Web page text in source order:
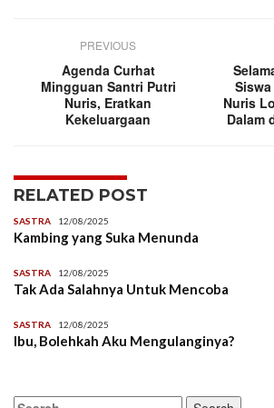
PREVIOUS
Agenda Curhat
Mingguan Santri Putri
Nuris, Eratkan
Kekeluargaan
Nuris
Dalam
RELATED POST
SASTRA 12/08/2025
Kambing yang Suka Menunda
SASTRA 12/08/2025
Tak Ada Salahnya Untuk Mencoba
SASTRA 12/08/2025
Ibu, Bolehkah Aku Mengulanginya?